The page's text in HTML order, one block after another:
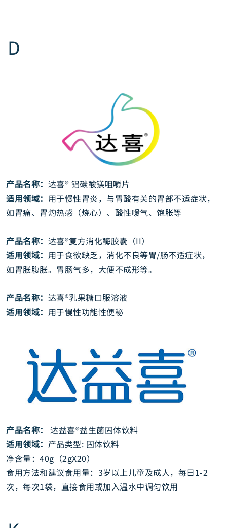
D
产品名称： 达喜® 铝碳酸镁咀嚼片
适用领域： 用于慢性胃炎，与胃酸有关的胃部不适症状，
如胃痛、胃灼热感（烧心）、酸性嗳气、饱胀等
产品名称： 达喜®复方消化酶胶囊（II）
适用领域： 用于食欲缺乏，消化不良等胃/肠不适症状，
如胃胀腹胀。胃肠气多，大便不成形等。
产品名称： 达喜®乳果糖口服溶液
适用领域： 用于慢性功能性便秘
产品名称：
达益喜®益生菌固体饮料
适用领域： 产品类型: 固体饮料
净含量：40g（2gX20）
食用方法和建议食用量：3岁以上儿童及成人，每日1-2
次，每次1袋，直接食用或加入温水中调匀饮用